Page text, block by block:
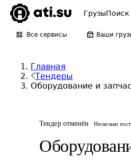
ГрузыПоиск
Все сервисы Ваши
Главная
Тендеры
Оборудование и
Тендер отменён Несколько